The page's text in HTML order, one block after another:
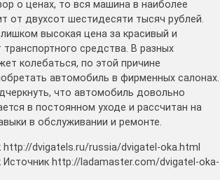
о ценах, то вся машина в наиболее
от двухсот шестидесяти тысяч рублей.
высокая цена за красивый и
средства. В разных
колебаться, по этой причине
автомобиль в фирменных салонах.
что автомобиль довольно
в постоянном уходе и рассчитан на
в обслуживании и ремонте.
http://dvigatels.ru/russia/dvigatel-oka.html
Источник http://ladamaster.com/dvigatel-oka-